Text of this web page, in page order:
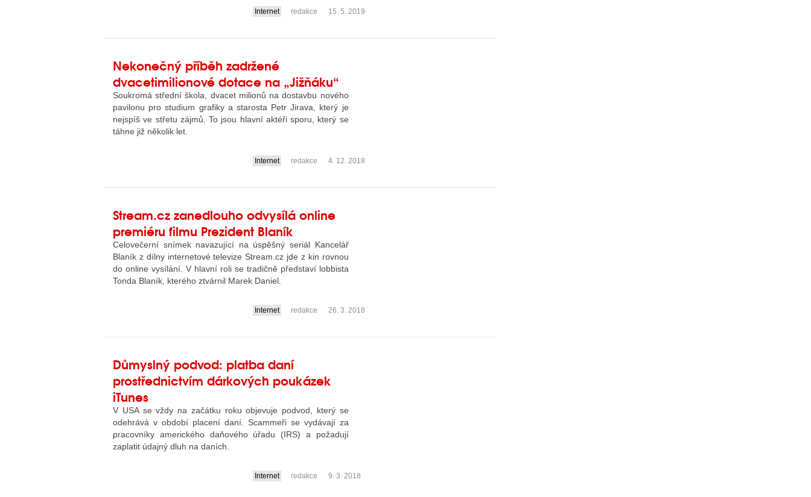
Internet redakce 15. 5. 2019
Nekonečný příběh zadržené
dvacetimilionové dotace na „Jižňáku“
Soukromá střední škola, dvacet milionů na dostavbu nového
pavilonu pro studium grafiky a starosta Petr Jirava, který je
nejspíš ve střetu zájmů. To jsou hlavní aktéři sporu, který se
táhne již několik let.
Internet redakce 4. 12. 2018
Stream.cz zanedlouho odvysílá online
premiéru filmu Prezident Blaník
Celovečerní snímek navazující na úspěšný seriál Kancelář
Blaník z dílny internetové televize Stream.cz jde z kin rovnou
do online vysílání. V hlavní roli se tradičně představí lobbista
Tonda Blaník, kterého ztvárnil Marek Daniel.
Internet redakce 26. 3. 2018
Důmyslný podvod: platba daní
prostřednictvím dárkových poukázek
iTunes
V USA se vždy na začátku roku objevuje podvod, který se
odehrává v období placení daní. Scammeři se vydávají za
pracovníky amerického daňového úřadu (IRS) a požadují
zaplatit údajný dluh na daních.
Internet redakce 9. 3. 2018